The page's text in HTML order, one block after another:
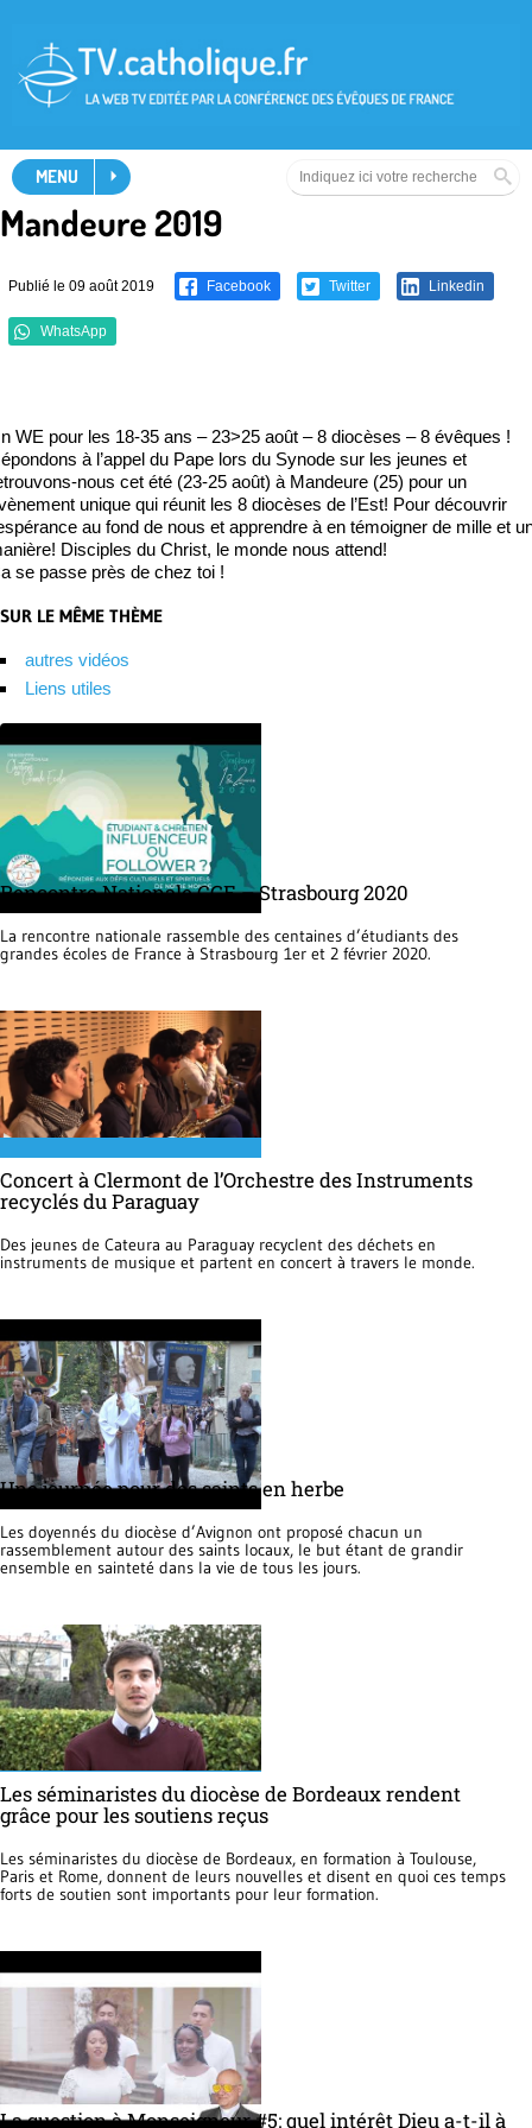
MENU
Mandeure 2019
Publié le 09 août 2019 Facebook Twitter Linkedin
WhatsApp
WE pour les 18-35 ans – 23>25 août – 8 diocèses – 8 évêques !
à l’appel du Pape lors du Synode sur les jeunes et
nous cet été (23-25 août) à Mandeure (25) pour un
unique qui réunit les 8 diocèses de l’Est! Pour découvrir
au fond de nous et apprendre à en témoigner de mille et
Disciples du Christ, le monde nous attend!
se passe près de chez toi !
SUR LE MÊME THÈME
autres vidéos
Liens utiles
Rencontre Nationale CGE – Strasbourg 2020
La rencontre nationale rassemble des centaines d’étudiants des
grandes écoles de France à Strasbourg 1er et 2 février 2020.
Concert à Clermont de l’Orchestre des Instruments
recyclés du Paraguay
Des jeunes de Cateura au Paraguay recyclent des déchets en
instruments de musique et partent en concert à travers le monde.
Une journée pour des saints en herbe
Les doyennés du diocèse d’Avignon ont proposé chacun un
rassemblement autour des saints locaux, le but étant de grandir
ensemble en sainteté dans la vie de tous les jours.
Les séminaristes du diocèse de Bordeaux rendent
grâce pour les soutiens reçus
Les séminaristes du diocèse de Bordeaux, en formation à Toulouse,
Paris et Rome, donnent de leurs nouvelles et disent en quoi ces temps
forts de soutien sont importants pour leur formation.
La question à Monseigneur #5: quel intérêt Dieu a-t-il à